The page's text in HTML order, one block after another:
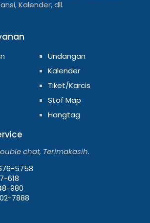
Kalender, dll.
Undangan
Kalender
Tiket/Karcis
Stof Map
Hangtag
chat, Terimakasih.
5758
618
980
7888